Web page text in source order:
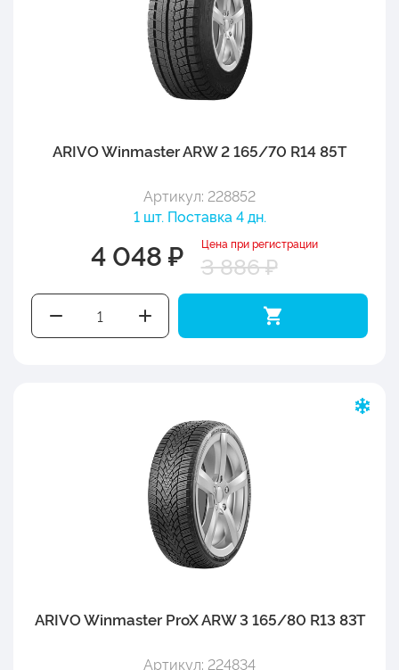
ARIVO Winmaster ARW 2 165/70 R14 85T
Артикул: 228852
1 шт. Поставка 4 дн.
4 048 ₽ Цена при регистрации
3 886 ₽
ARIVO Winmaster ProX ARW 3 165/80 R13 83T
Артикул: 224834